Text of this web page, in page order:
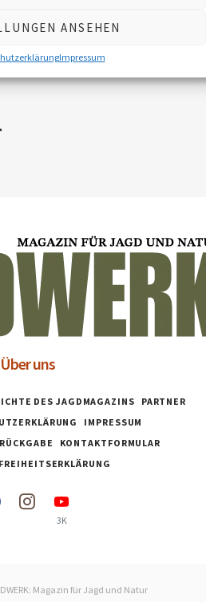
ANSEHEN
Impressum
Über uns
DES JAGDMAGAZINS
PARTNER
IMPRESSUM
KONTAKTFORMULAR
3K
Magazin für Jagd und Natur